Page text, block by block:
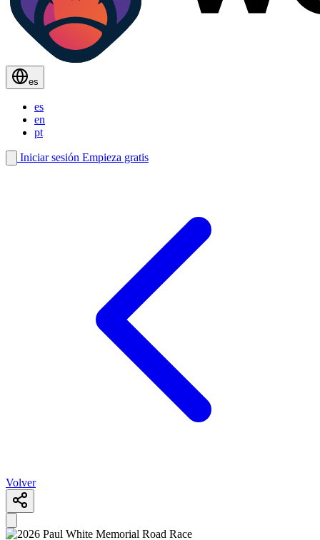
es
es
en
pt
Iniciar sesión Empieza gratis
Volver